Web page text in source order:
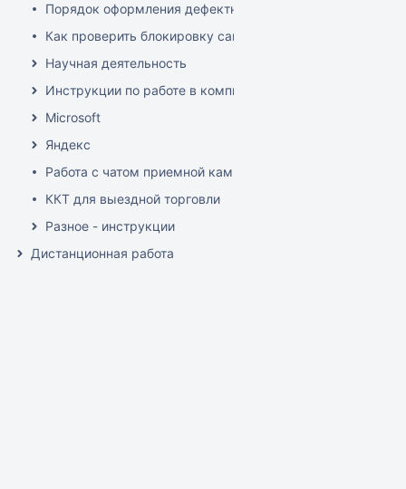
Порядок оформления дефектной ведомости на списание
Как проверить блокировку сайта РосКомНадзором (РКН)
Научная деятельность
Инструкции по работе в компьютерных классах и
Microsoft
Яндекс
Работа с чатом приемной кампании
ККТ для выездной торговли
Разное - инструкции
Дистанционная работа